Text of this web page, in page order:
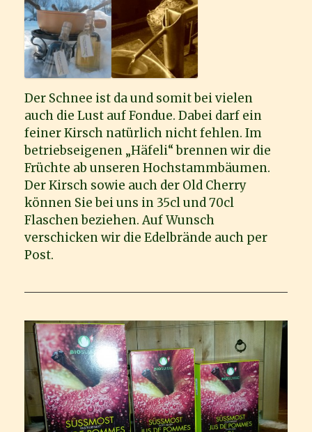
Der Schnee ist da und somit bei vielen
auch die Lust auf Fondue. Dabei darf ein
feiner Kirsch natürlich nicht fehlen. Im
betriebseigenen „Häfeli“ brennen wir die
Früchte ab unseren Hochstammbäumen.
Der Kirsch sowie auch der Old Cherry
können Sie bei uns in 35cl und 70cl
Flaschen beziehen. Auf Wunsch
verschicken wir die Edelbrände auch per
Post.